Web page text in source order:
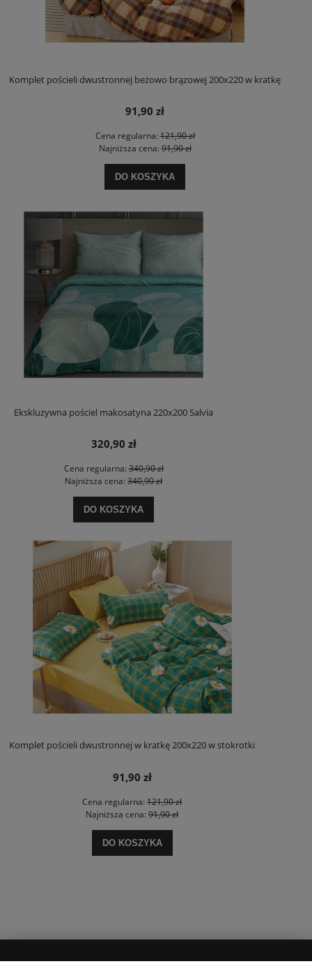
Komplet pościeli dwustronnej beżowo brązowej 200x220 w kratkę
91,90 zł
Cena regularna:121,90 zł
Najniższa cena:91,90 zł
DO KOSZYKA
Ekskluzywna pościel makosatyna 220x200 Salvia
320,90 zł
Cena regularna:340,90 zł
Najniższa cena: 340,90 zł
DO KOSZYKA
Komplet pościeli dwustronnej w kratkę 200x220 w stokrotki
91,90 zł
Cena regularna: 121,90 zł
Najniższa cena: 91,90 zł
DO KOSZYKA